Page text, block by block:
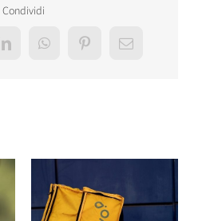
Condividi
LinkedInWhatsAppPinterestEmail